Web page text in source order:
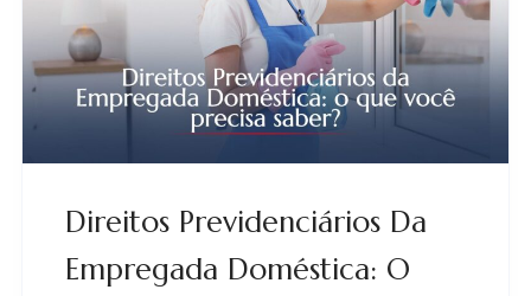
Direitos Previdenciários Da
Empregada Doméstica: O